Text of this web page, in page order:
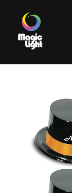
Produits
Les plus